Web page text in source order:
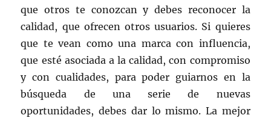
que otros te conozcan y debes reconocer la
calidad, que ofrecen otros usuarios. Si quieres
que te vean como una marca con influencia,
que esté asociada a la calidad, con compromiso
y con cualidades, para poder guiarnos en la
búsqueda de una serie de nuevas
oportunidades, debes dar lo mismo. La mejor